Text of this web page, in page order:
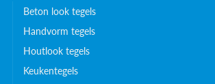
Beton look tegels
Handvorm tegels
Houtlook tegels
Keukentegels